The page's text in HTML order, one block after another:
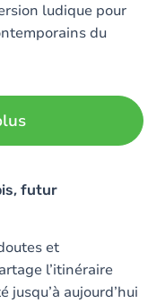
ludique pour
du
futur
et
l’itinéraire
jusqu’à aujourd’hui